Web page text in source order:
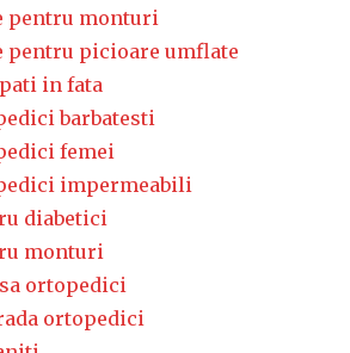
pentru monturi
pentru picioare umflate
in fata
barbatesti
femei
impermeabili
diabetici
monturi
ortopedici
ortopedici